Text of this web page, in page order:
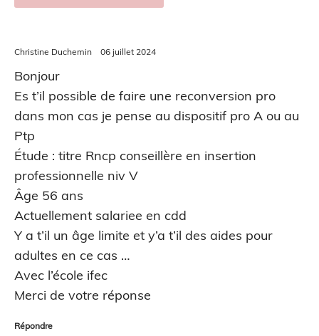
Christine Duchemin 06 juillet 2024
Bonjour
Es t’il possible de faire une reconversion pro
dans mon cas je pense au dispositif pro A ou au
Ptp
Étude : titre Rncp conseillère en insertion
professionnelle niv V
Âge 56 ans
Actuellement salariee en cdd
Y a t’il un âge limite et y’a t’il des aides pour
adultes en ce cas …
Avec l’école ifec
Merci de votre réponse
Répondre